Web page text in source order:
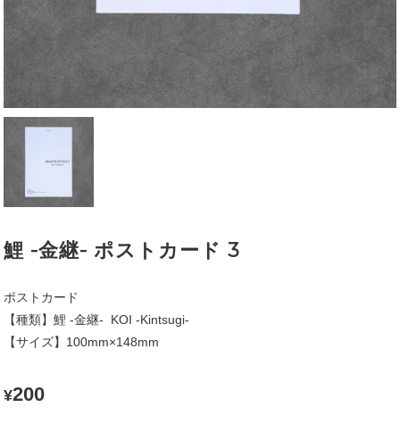
鯉 -金継- ポストカード 3
ポストカード
【種類】鯉 -金継- KOI -Kintsugi-
【サイズ】100mm×148mm
¥200